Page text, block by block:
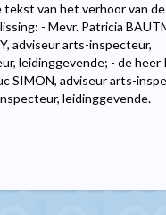
tekst van het verhoor van de
- Mevr. Patricia
adviseur arts-inspecteur,
leidinggevende; - de heer
SIMON, adviseur arts-
leidinggevende.